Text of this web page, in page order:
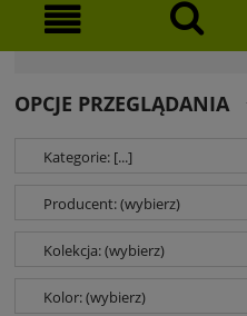
OPCJE PRZEGLĄDANIA
Kategorie: [...]
Producent: (wybierz)
Kolekcja: (wybierz)
Kolor: (wybierz)